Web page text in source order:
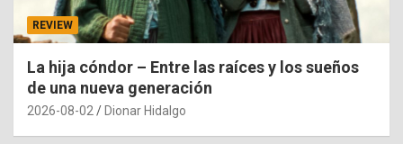
REVIEW
La hija cóndor – Entre las raíces y los sueños
de una nueva generación
2026-08-02 Dionar Hidalgo